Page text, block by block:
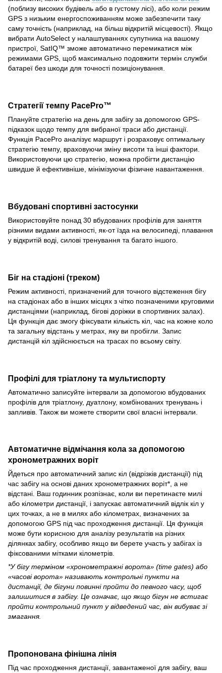
(поблизу високих будівель або в густому лісі), або коли режим
GPS з низьким енергоспоживанням може забезпечити таку
саму точність (наприклад, на більш відкритій місцевості). Якщо
вибрати AutoSelect у налаштуваннях супутника на вашому
пристрої, SatIQ™ зможе автоматично перемикатися між
режимами GPS, щоб максимально подовжити термін служби
батареї без шкоди для точності позиціонування.
Стратегії темпу PacePro™
Плануйте стратегію на день для забігу за допомогою GPS-
підказок щодо темпу для вибраної траси або дистанції.
Функція PacePro аналізує маршрут і розраховує оптимальну
стратегію темпу, враховуючи зміну висоти та інші фактори.
Використовуючи цю стратегію, можна пробігти дистанцію
швидше й ефективніше, мінімізуючи фізичне навантаження.
Вбудовані спортивні застосунки
Використовуйте понад 30 вбудованих профілів для заняття
різними видами активності, як-от їзда на велосипеді, плавання
у відкритій воді, силові тренування та багато іншого.
Біг на стадіоні (треком)
Режим активності, призначений для точного відстеження бігу
на стадіонах або в інших місцях з чітко позначеними круговими
дистанціями (наприклад, бігові доріжки в спортивних залах).
Ця функція дає змогу фіксувати кількість кіл, час на кожне коло
та загальну відстань у метрах, яку ви пробігли. Запис
дистанцій кіл здійснюється на трасах по всьому світу.
Профілі для тріатлону та мультиспорту
Автоматично записуйте інтервали за допомогою вбудованих
профілів для тріатлону, дуатлону, комбінованих тренувань і
запливів. Також ви можете створити свої власні інтервали.
Автоматичне відмічання кола за допомогою
хронометражних воріт
Йдеться про автоматичний запис кіл (відрізків дистанції) під
час забігу на основі даних хронометражних воріт*, а не
відстані. Ваш годинник розпізнає, коли ви перетинаєте милі
або кілометри дистанції, і запускає автоматичний відлік кіл у
цих точках, а не в милях або кілометрах, визначених за
допомогою GPS під час проходження дистанції. Ця функція
може бути корисною для аналізу результатів на різних
ділянках забігу, особливо якщо ви берете участь у забігах із
фіксованими мітками кілометрів.
*У бігу терміном «хронометражні ворота» (time gates) або
«часові ворота» називають контрольні пункти на
дистанції, де бігуни повинні пройти до певного часу, щоб
залишитися в забігу. Це означає, що якщо бігун не встигає
пройти контрольний пункт у відведений час, він вибуває зі
змагання.
Пропонована фінішна лінія
Під час проходження дистанції, завантаженої для забігу, ваш